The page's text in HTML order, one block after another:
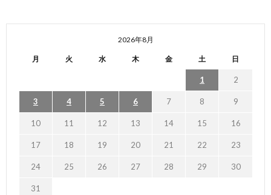
2026年8月
月 火 水 木 金 土 日
1 2
3 4 5 6 7 8 9
10 11 12 13 14 15 16
17 18 19 20 21 22 23
24 25 26 27 28 29 30
31